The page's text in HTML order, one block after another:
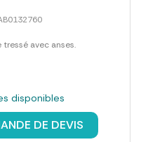
avec anses.
disponibles
DE DEVIS